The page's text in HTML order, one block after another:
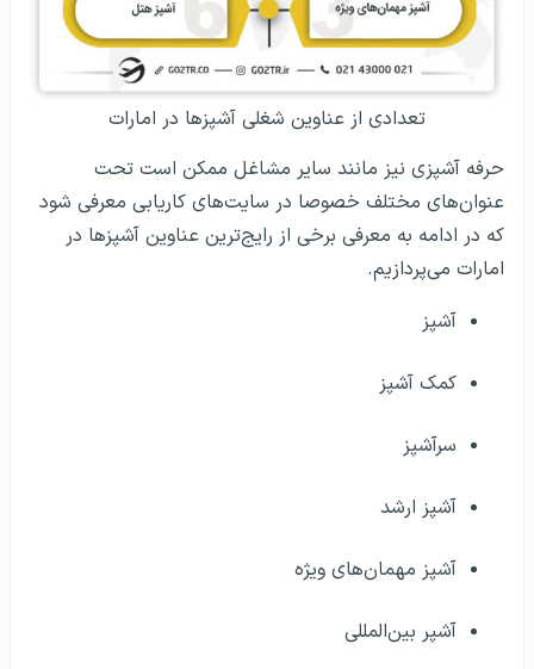
تعدادی از عناوین شغلی آشپزها در امارات
حرفه آشپزی نیز مانند سایر مشاغل ممکن است تحت
عنوان‌های مختلف خصوصا در سایت‌های کاریابی معرفی شود
که در ادامه به معرفی برخی از رایج‌ترین عناوین آشپزها در
امارات می‌پردازیم.
آشپز
کمک آشپز
سرآشپز
آشپز ارشد
آشپز مهمان‌های ویژه
آشپر بین‌المللی